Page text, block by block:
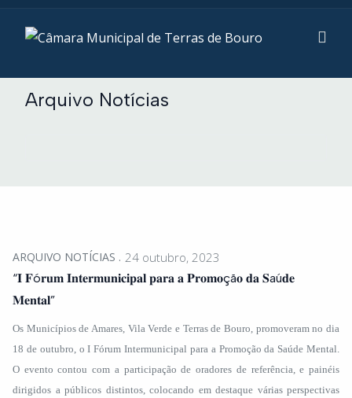
Arquivo Notícias
ARQUIVO NOTÍCIAS 24 outubro, 2023
“𝐈 𝐅ó𝐫𝐮𝐦 𝐈𝐧𝐭𝐞𝐫𝐦𝐮𝐧𝐢𝐜𝐢𝐩𝐚𝐥 𝐩𝐚𝐫𝐚 𝐚 𝐏𝐫𝐨𝐦𝐨çã𝐨 𝐝𝐚 𝐒aú𝐝𝐞
𝐌𝐞𝐧𝐭𝐚𝐥”
Os Municípios de Amares, Vila Verde e Terras de Bouro, promoveram no dia
18 de outubro, o I Fórum Intermunicipal para a Promoção da Saúde Mental.
O evento contou com a participação de oradores de referência, e painéis
dirigidos a públicos distintos, colocando em destaque várias perspectivas